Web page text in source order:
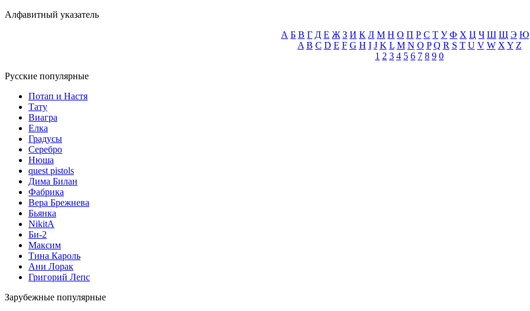
Алфавитный указатель
А Б В Г Д Е Ж З И К Л М Н О П Р С Т У Ф Х Ц Ч Ш Щ Э Ю
A B C D E F G H I J K L M N O P Q R S T U V W X Y Z
1 2 3 4 5 6 7 8 9 0
Русские популярные
Потап и Настя
Тату
Виагра
Елка
Градусы
Серебро
Нюша
quest pistols
Дима Билан
Фабрика
Вера Брежнева
Бьянка
NikitA
Би-2
Максим
Тина Кароль
Ани Лорак
Григорий Лепс
Зарубежные популярные